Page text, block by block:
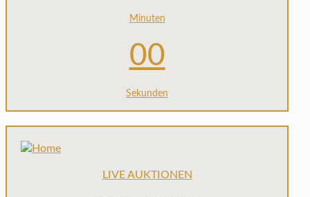
Minuten
00
Sekunden
LIVE AUKTIONEN